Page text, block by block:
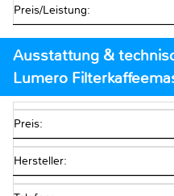
Preis/Leistung:
Ausstattung &
Lumero
Preis:
Hersteller: